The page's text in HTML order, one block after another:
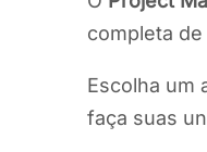
completa
Escolha um
faça suas